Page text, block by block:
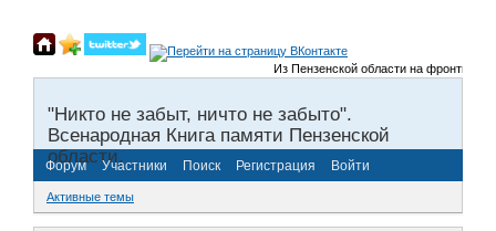
Из Пензенской области на фронты
"Никто не забыт, ничто не забыто".
Всенародная Книга памяти Пензенской
области.
Форум Участники Поиск Регистрация Войти
Активные темы